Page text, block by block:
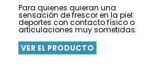
Para quienes quieran una
sensación de frescor en la piel:
deportes con contacto físico o
articulaciones muy sometidas.
VER EL PRODUCTO